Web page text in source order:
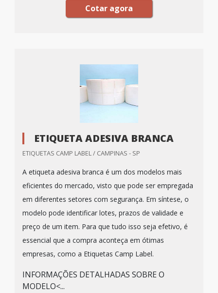
Cotar agora
ETIQUETA ADESIVA BRANCA
ETIQUETAS CAMP LABEL / CAMPINAS - SP
A etiqueta adesiva branca é um dos modelos mais
eficientes do mercado, visto que pode ser empregada
em diferentes setores com segurança. Em síntese, o
modelo pode identificar lotes, prazos de validade e
preço de um item. Para que tudo isso seja efetivo, é
essencial que a compra aconteça em ótimas
empresas, como a Etiquetas Camp Label.
INFORMAÇÕES DETALHADAS SOBRE O
MODELO<...